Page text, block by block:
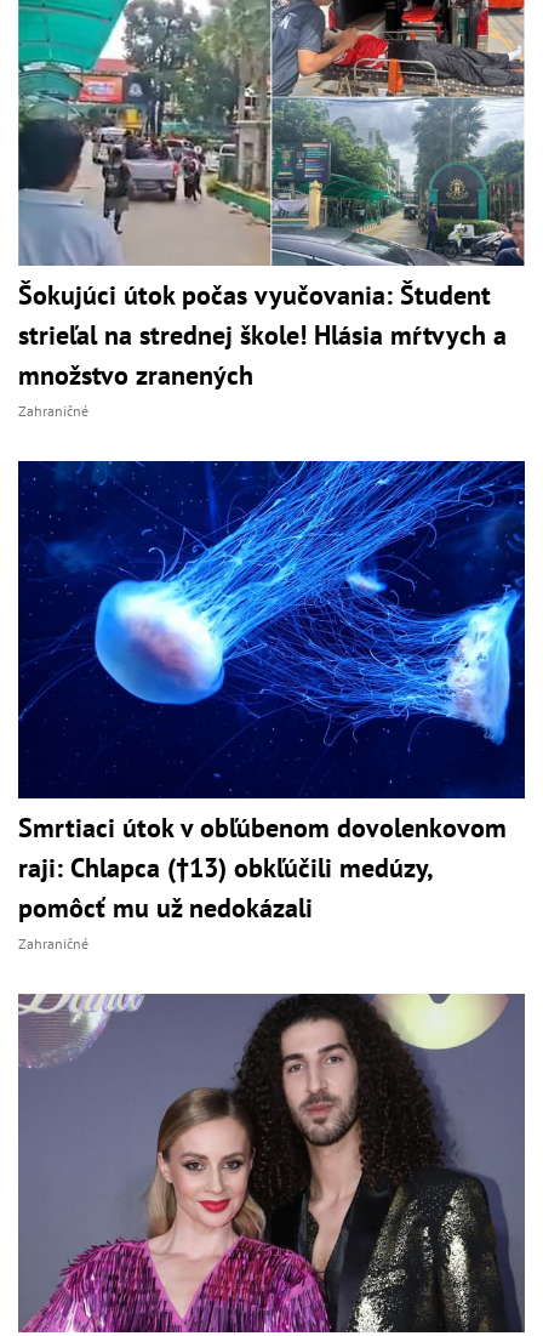
Šokujúci útok počas vyučovania: Študent
strieľal na strednej škole! Hlásia mŕtvych a
množstvo zranených
Zahraničné
Smrtiaci útok v obľúbenom dovolenkovom
raji: Chlapca (†13) obkľúčili medúzy,
pomôcť mu už nedokázali
Zahraničné